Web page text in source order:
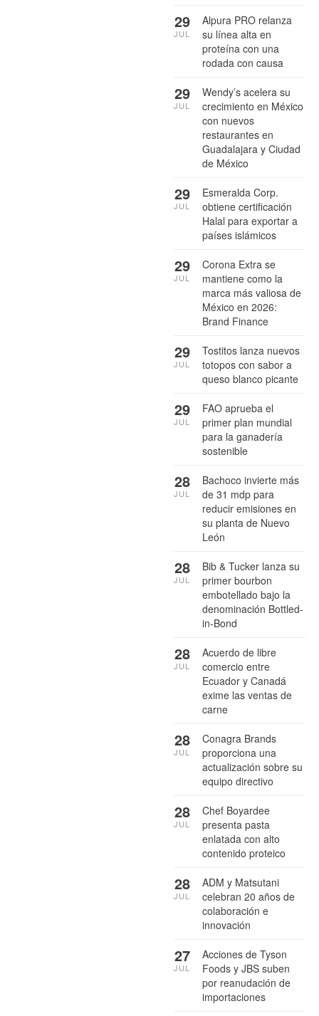
Alpura PRO relanza
su línea alta en
proteína con una
rodada con causa
29
JUL
Wendy’s acelera su
crecimiento en México
con nuevos
restaurantes en
Guadalajara y Ciudad
de México
29
JUL
Esmeralda Corp.
obtiene certificación
Halal para exportar a
países islámicos
29
JUL
Corona Extra se
mantiene como la
marca más valiosa de
México en 2026:
Brand Finance
29
JUL
Tostitos lanza nuevos
totopos con sabor a
queso blanco picante
29
JUL
FAO aprueba el
primer plan mundial
para la ganadería
sostenible
29
JUL
Bachoco invierte más
de 31 mdp para
reducir emisiones en
su planta de Nuevo
León
28
JUL
Bib & Tucker lanza su
primer bourbon
embotellado bajo la
denominación Bottled-
in-Bond
28
JUL
Acuerdo de libre
comercio entre
Ecuador y Canadá
exime las ventas de
carne
28
JUL
Conagra Brands
proporciona una
actualización sobre su
equipo directivo
28
JUL
Chef Boyardee
presenta pasta
enlatada con alto
contenido proteico
28
JUL
ADM y Matsutani
celebran 20 años de
colaboración e
innovación
28
JUL
Acciones de Tyson
Foods y JBS suben
por reanudación de
importaciones
27
JUL